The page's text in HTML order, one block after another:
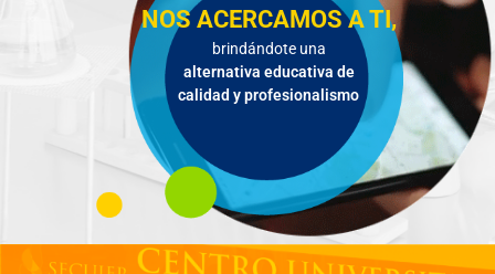
NOS ACERCAMOS A TI,
brindándote una
alternativa educativa de
calidad y profesionalismo